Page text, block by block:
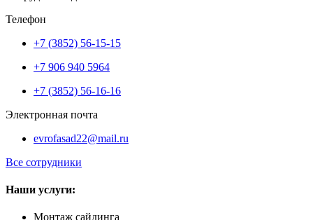
Телефон
+7 (3852) 56-15-15
+7 906 940 5964
+7 (3852) 56-16-16
Электронная почта
evrofasad22@mail.ru
Все сотрудники
Наши услуги:
Монтаж сайдинга